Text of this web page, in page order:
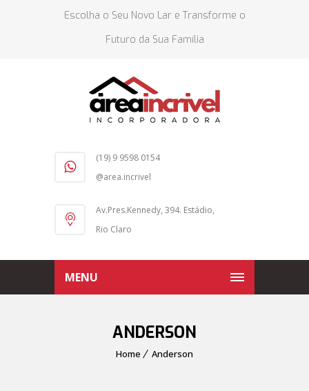
Escolha o Seu Novo Lar e Transforme o
Futuro da Sua Família
(19) 9 9598 0154
@area.incrivel
Av.Pres.Kennedy, 394. Estádio,
Rio Claro
MENU
ANDERSON
Home Anderson